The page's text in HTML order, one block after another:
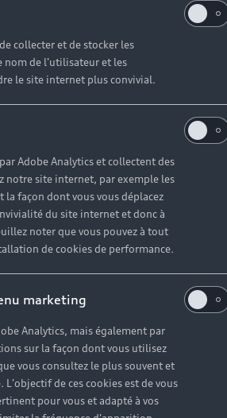
collecter et de stocker les
nom de l'utilisateur et les
le site internet plus convivial.
Adobe Analytics et collectent des
notre site internet, par exemple les
la façon dont vous vous déplacez
du site internet et donc à
noter que vous pouvez à tout
de cookies de performance.
marketing
Analytics, mais également par
sur la façon dont vous utilisez
vous consultez le plus souvent et
L'objectif de ces cookies est de vous
pour vous et adapté à vos